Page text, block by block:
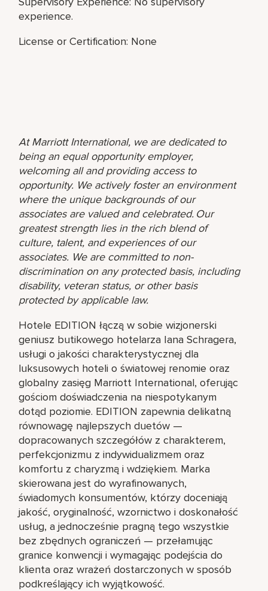
experience.
License or Certification: None
At Marriott International, we are dedicated to
being an equal opportunity employer,
welcoming all and providing access to
opportunity. We actively foster an environment
where the unique backgrounds of our
associates are valued and celebrated. Our
greatest strength lies in the rich blend of
culture, talent, and experiences of our
associates. We are committed to non-
discrimination on any protected basis, including
disability, veteran status, or other basis
protected by applicable law.
Hotele EDITION łączą w sobie wizjonerski
geniusz butikowego hotelarza Iana Schragera,
usługi o jakości charakterystycznej dla
luksusowych hoteli o światowej renomie oraz
globalny zasięg Marriott International, oferując
gościom doświadczenia na niespotykanym
dotąd poziomie. EDITION zapewnia delikatną
równowagę najlepszych duetów —
dopracowanych szczegółów z charakterem,
perfekcjonizmu z indywidualizmem oraz
komfortu z charyzmą i wdziękiem. Marka
skierowana jest do wyrafinowanych,
świadomych konsumentów, którzy doceniają
jakość, oryginalność, wzornictwo i doskonałość
usług, a jednocześnie pragną tego wszystkie
bez zbędnych ograniczeń — przełamując
granice konwencji i wymagając podejścia do
klienta oraz wrażeń dostarczonych w sposób
podkreślający ich wyjątkowość.